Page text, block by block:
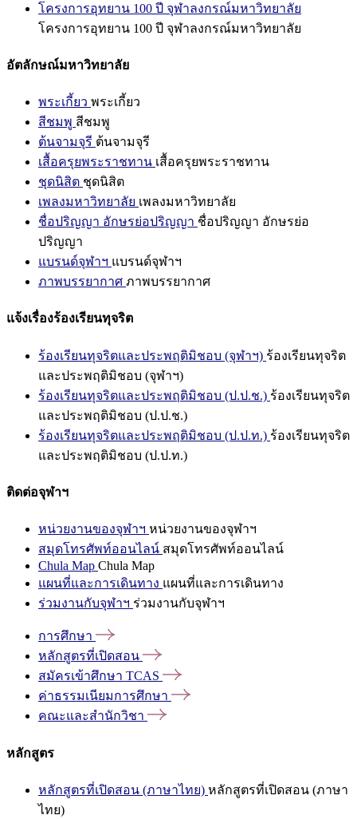
โครงการอุทยาน 100 ปี จุฬาลงกรณ์มหาวิทยาลัย
โครงการอุทยาน 100 ปี จุฬาลงกรณ์มหาวิทยาลัย
อัตลักษณ์มหาวิทยาลัย
พระเกี้ยว พระเกี้ยว
สีชมพู สีชมพู
ต้นจามจุรี ต้นจามจุรี
เสื้อครุยพระราชทาน เสื้อครุยพระราชทาน
ชุดนิสิต ชุดนิสิต
เพลงมหาวิทยาลัย เพลงมหาวิทยาลัย
ชื่อปริญญา อักษรย่อปริญญา ชื่อปริญญา อักษรย่อ
ปริญญา
แบรนด์จุฬาฯ แบรนด์จุฬาฯ
ภาพบรรยากาศ ภาพบรรยากาศ
แจ้งเรื่องร้องเรียนทุจริต
ร้องเรียนทุจริตและประพฤติมิชอบ (จุฬาฯ) ร้องเรียนทุจริต
และประพฤติมิชอบ (จุฬาฯ)
ร้องเรียนทุจริตและประพฤติมิชอบ (ป.ป.ช.) ร้องเรียนทุจริต
และประพฤติมิชอบ (ป.ป.ช.)
ร้องเรียนทุจริตและประพฤติมิชอบ (ป.ป.ท.) ร้องเรียนทุจริต
และประพฤติมิชอบ (ป.ป.ท.)
ติดต่อจุฬาฯ
หน่วยงานของจุฬาฯ หน่วยงานของจุฬาฯ
สมุดโทรศัพท์ออนไลน์ สมุดโทรศัพท์ออนไลน์
Chula Map Chula Map
แผนที่และการเดินทาง แผนที่และการเดินทาง
ร่วมงานกับจุฬาฯ ร่วมงานกับจุฬาฯ
การศึกษา
หลักสูตรที่เปิดสอน
สมัครเข้าศึกษา TCAS
ค่าธรรมเนียมการศึกษา
คณะและสำนักวิชา
หลักสูตร
หลักสูตรที่เปิดสอน (ภาษาไทย) หลักสูตรที่เปิดสอน (ภาษา
ไทย)